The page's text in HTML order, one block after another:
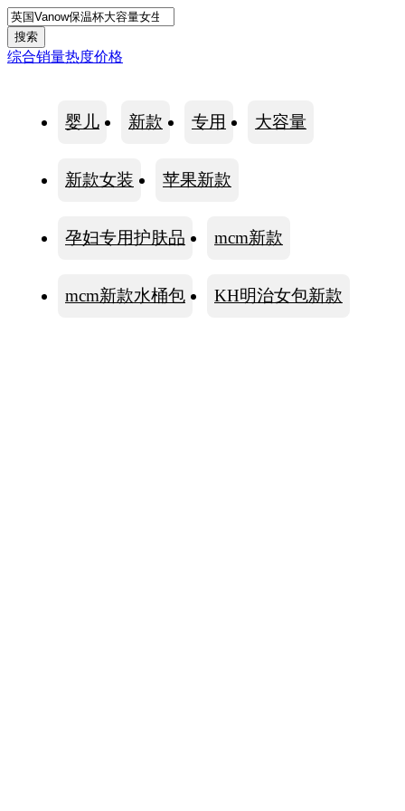
综合销量热度价格
婴儿 新款 专用 大容量
新款女装 苹果新款
孕妇专用护肤品 mcm新款
mcm新款水桶包 KH明治女包新款